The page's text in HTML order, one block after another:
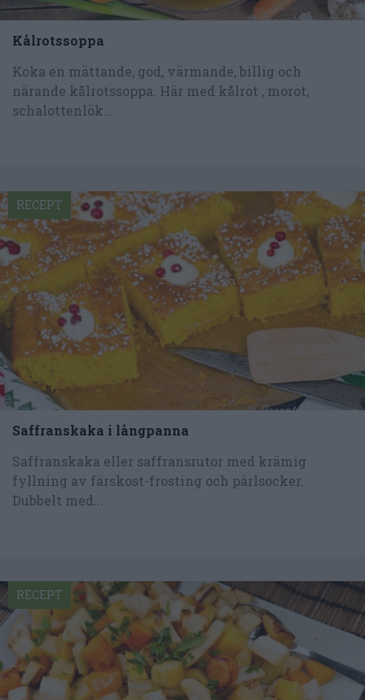
Kålrotssoppa
Koka en mättande, god, värmande, billig och
närande kålrotssoppa. Här med kålrot , morot,
schalottenlök...
Saffranskaka i långpanna
Saffranskaka eller saffransrutor med krämig
fyllning av färskost-frosting och pärlsocker.
Dubbelt med...
RECEPT
RECEPT